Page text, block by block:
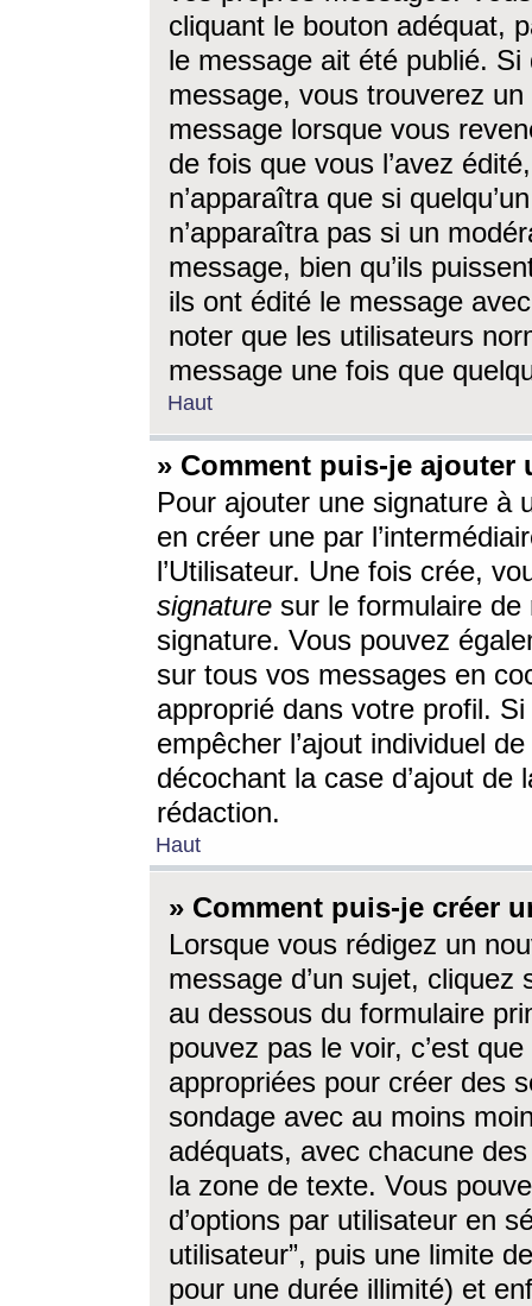
cliquant le bouton adéquat,
le message ait été publié. Si
message, vous trouverez
message lorsque vous
de fois que vous l’avez
n’apparaîtra que si
n’apparaîtra pas si un
message, bien qu’ils
ils ont édité le message
noter que les utilisateurs
message une fois que
Haut
» Comment puis-je ajouter
Pour ajouter une signature à
en créer une par
l’Utilisateur. Une fois crée,
signature sur le formulaire de
signature. Vous pouvez
sur tous vos messages en
approprié dans votre profil.
empêcher l’ajout individuel
décochant la case d’ajout
rédaction.
Haut
» Comment puis-je créer
Lorsque vous rédigez un
message d’un sujet, cliquez
au dessous du formulaire
pouvez pas le voir, c’est
appropriées pour créer des
sondage avec au moins
adéquats, avec chacune
la zone de texte. Vous
d’options par utilisateur en
utilisateur”, puis une limite
pour une durée illimité) et